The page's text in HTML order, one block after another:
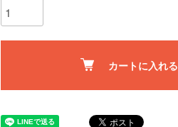
カートに入れる